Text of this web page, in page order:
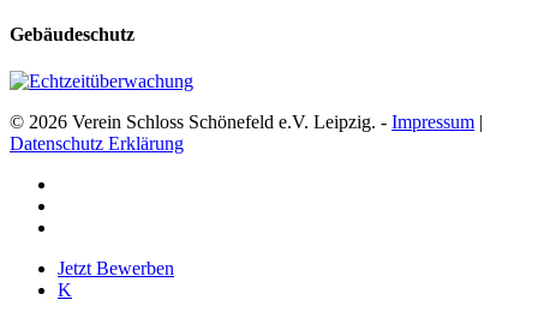
Gebäudeschutz
© 2026 Verein Schloss Schönefeld e.V. Leipzig. - Impressum |
Datenschutz Erklärung
Close
Menu
Jetzt Bewerben
K